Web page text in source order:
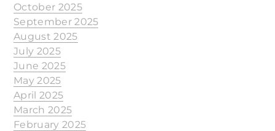
October 2025
September 2025
August 2025
July 2025
June 2025
May 2025
April 2025
March 2025
February 2025